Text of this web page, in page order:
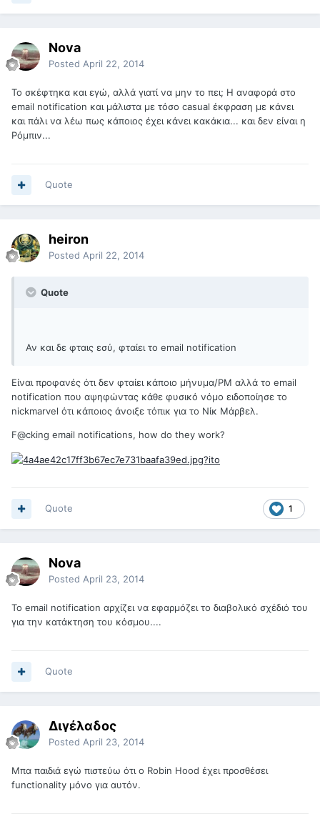
Nova
Posted April 22, 2014
Το σκέφτηκα και εγώ, αλλά γιατί να μην το πει; Η αναφορά στο
email notification και μάλιστα με τόσο casual έκφραση με κάνει
και πάλι να λέω πως κάποιος έχει κάνει κακάκια... και δεν είναι η
Ρόμπιν...
Quote
heiron
Posted April 22, 2014
Quote
Αν και δε φταις εσύ, φταίει το email notification
Είναι προφανές ότι δεν φταίει κάποιο μήνυμα/PM αλλά το email
notification που αψηφώντας κάθε φυσικό νόμο ειδοποίησε το
nickmarvel ότι κάποιος άνοιξε τόπικ για το Νίκ Μάρβελ.
F@cking email notifications, how do they work?
1
Quote
Nova
Posted April 23, 2014
Το email notification αρχίζει να εφαρμόζει το διαβολικό σχέδιό του
για την κατάκτηση του κόσμου....
Quote
Διγέλαδος
Posted April 23, 2014
Μπα παιδιά εγώ πιστεύω ότι ο Robin Hood έχει προσθέσει
functionality μόνο για αυτόν.